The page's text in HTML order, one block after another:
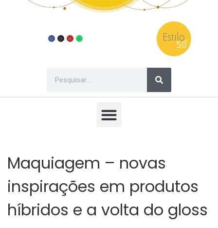
Maquiagem – novas
inspirações em produtos
híbridos e a volta do gloss